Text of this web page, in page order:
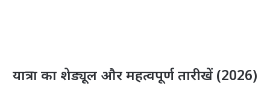
यात्रा का शेड्यूल और महत्वपूर्ण तारीखें (2026)